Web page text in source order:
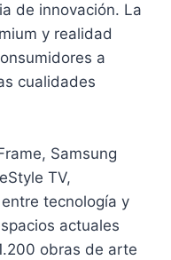
de innovación. La
y realidad
a
cualidades
Samsung
TV,
tecnología y
actuales
obras de arte